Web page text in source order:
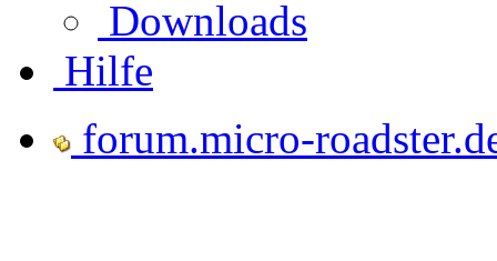
Downloads
Hilfe
forum.micro-